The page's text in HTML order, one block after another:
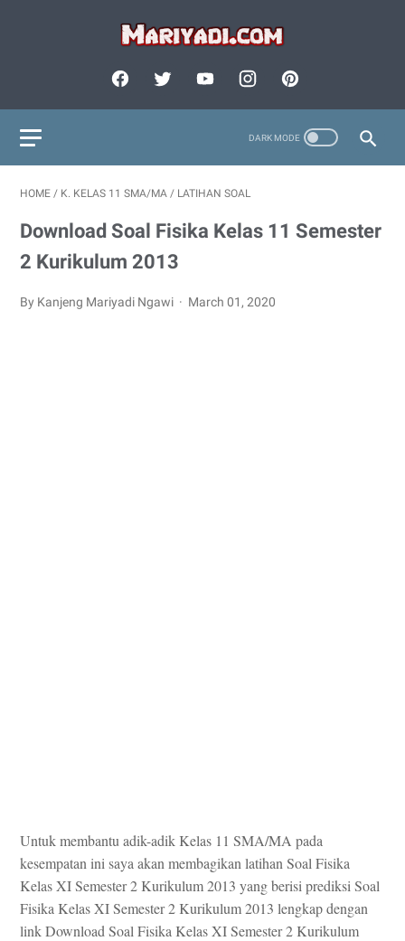
HOME / K. KELAS 11 SMA/MA / LATIHAN SOAL
Download Soal Fisika Kelas 11 Semester
2 Kurikulum 2013
By Kanjeng Mariyadi Ngawi March 01, 2020
Untuk membantu adik-adik Kelas 11 SMA/MA pada
kesempatan ini saya akan membagikan latihan Soal Fisika
Kelas XI Semester 2 Kurikulum 2013 yang berisi prediksi Soal
Fisika Kelas XI Semester 2 Kurikulum 2013 lengkap dengan
link Download Soal Fisika Kelas XI Semester 2 Kurikulum